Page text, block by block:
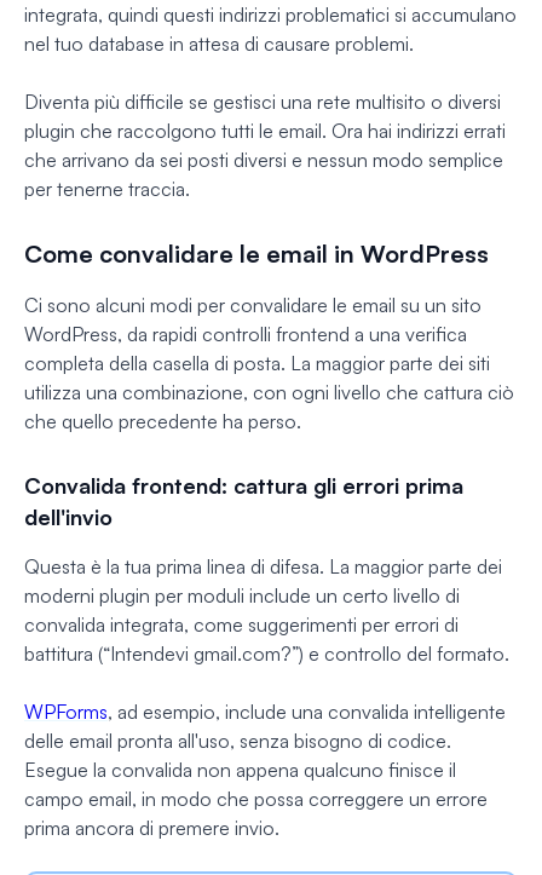
integrata, quindi questi indirizzi problematici si accumulano
nel tuo database in attesa di causare problemi.
Diventa più difficile se gestisci una rete multisito o diversi
plugin che raccolgono tutti le email. Ora hai indirizzi errati
che arrivano da sei posti diversi e nessun modo semplice
per tenerne traccia.
Come convalidare le email in WordPress
Ci sono alcuni modi per convalidare le email su un sito
WordPress, da rapidi controlli frontend a una verifica
completa della casella di posta. La maggior parte dei siti
utilizza una combinazione, con ogni livello che cattura ciò
che quello precedente ha perso.
Convalida frontend: cattura gli errori prima
dell'invio
Questa è la tua prima linea di difesa. La maggior parte dei
moderni plugin per moduli include un certo livello di
convalida integrata, come suggerimenti per errori di
battitura (“Intendevi gmail.com?”) e controllo del formato.
WPForms, ad esempio, include una convalida intelligente
delle email pronta all'uso, senza bisogno di codice.
Esegue la convalida non appena qualcuno finisce il
campo email, in modo che possa correggere un errore
prima ancora di premere invio.